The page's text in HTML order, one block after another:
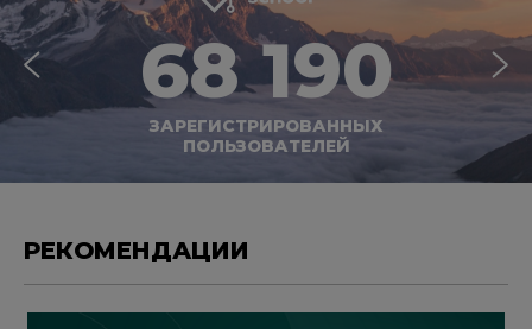
68 190
ЗАРЕГИСТРИРОВАННЫХ
ПОЛЬЗОВАТЕЛЕЙ
РЕКОМЕНДАЦИИ